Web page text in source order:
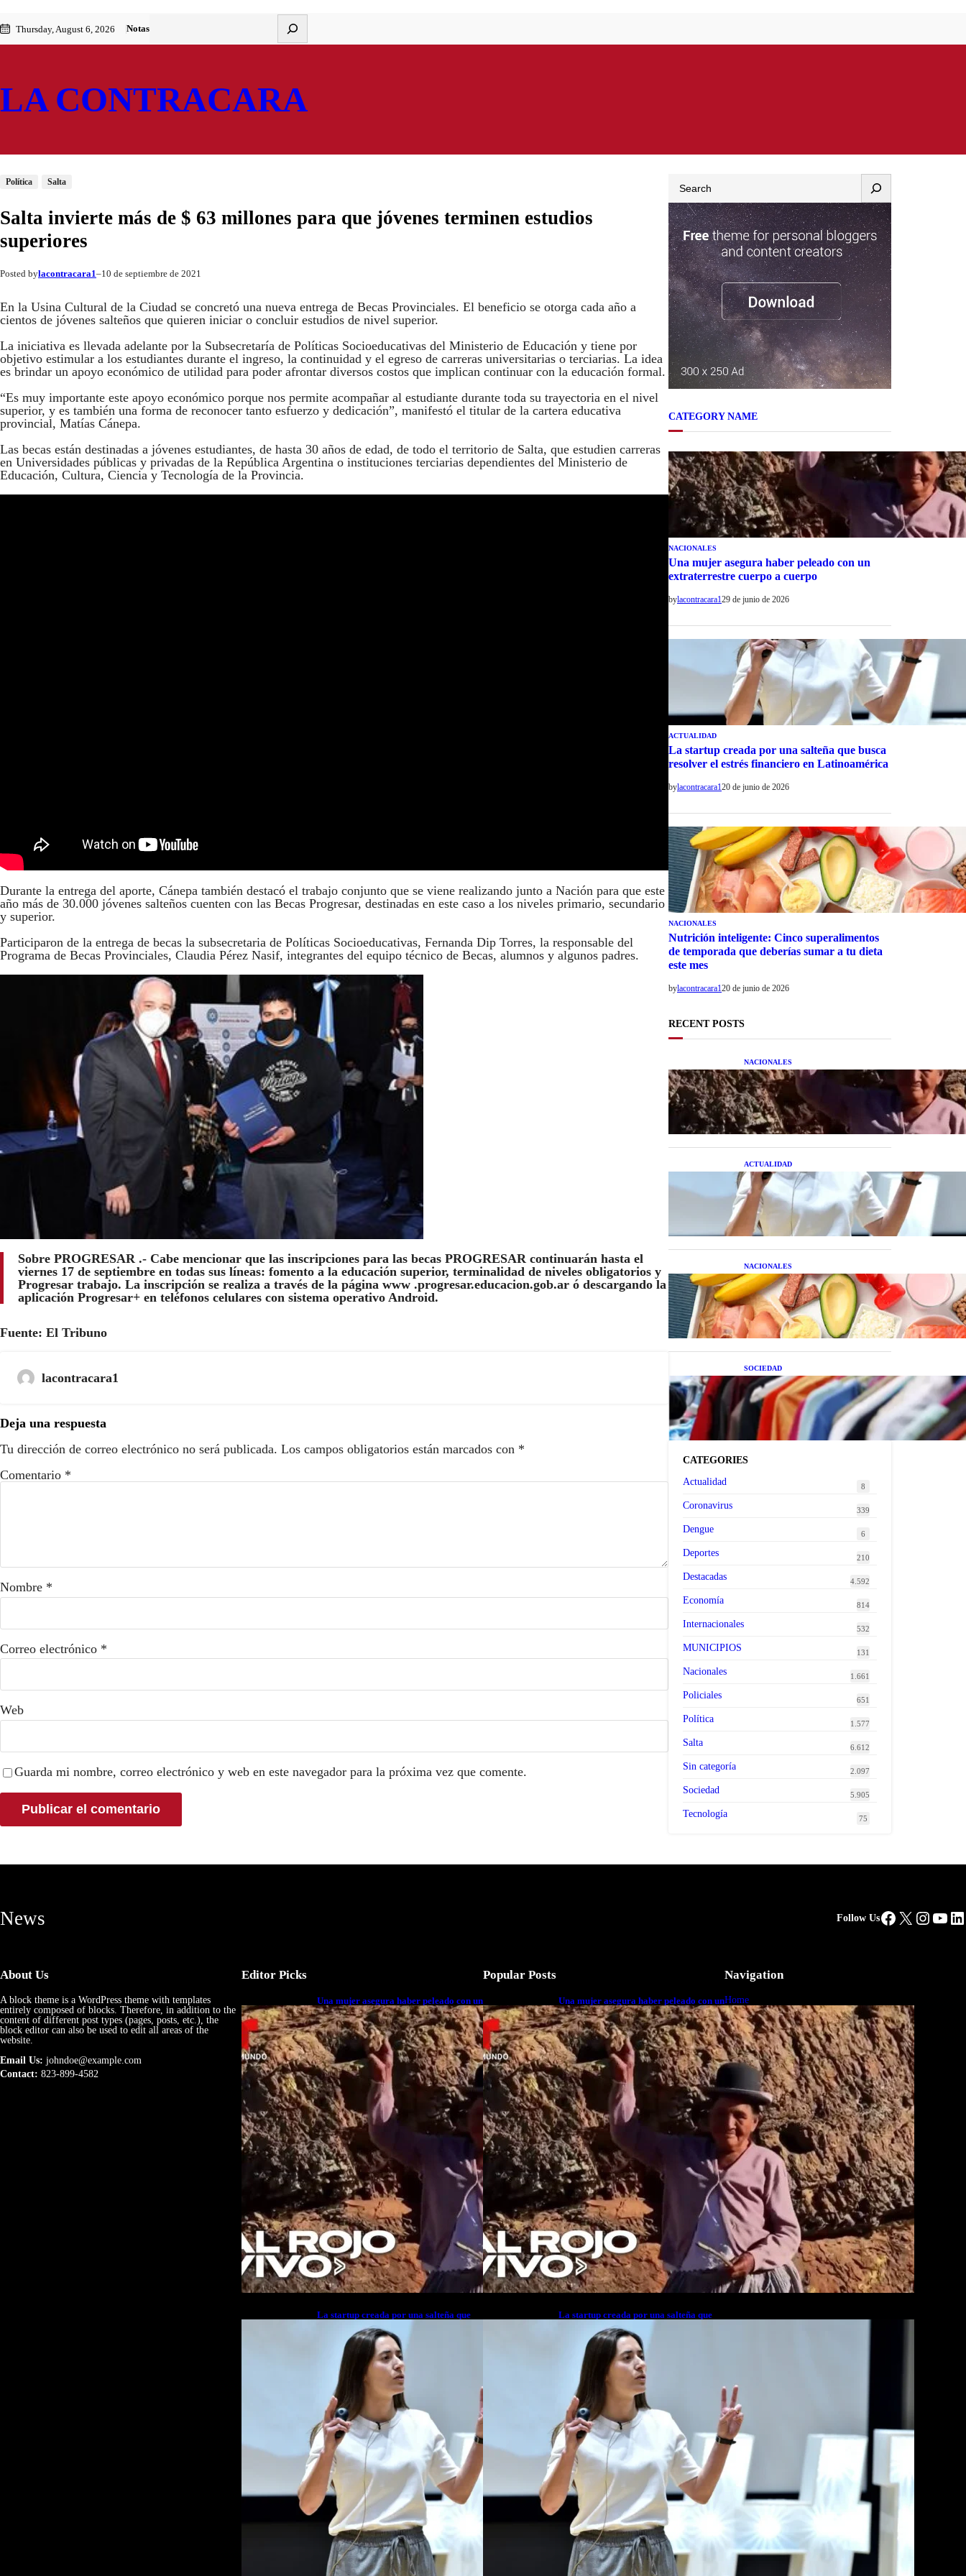
al
contenido
to
content
Thursday, August 6, 2026 Notas
LA CONTRACARA
Política Salta
Salta invierte más de $ 63 millones para que jóvenes terminen estudios
superiores
Posted bylacontracara1–10 de septiembre de 2021
En la Usina Cultural de la Ciudad se concretó una nueva entrega de Becas Provinciales. El beneficio se otorga cada año a
cientos de jóvenes salteños que quieren iniciar o concluir estudios de nivel superior.
La iniciativa es llevada adelante por la Subsecretaría de Políticas Socioeducativas del Ministerio de Educación y tiene por
objetivo estimular a los estudiantes durante el ingreso, la continuidad y el egreso de carreras universitarias o terciarias. La idea
es brindar un apoyo económico de utilidad para poder afrontar diversos costos que implican continuar con la educación formal.
“Es muy importante este apoyo económico porque nos permite acompañar al estudiante durante toda su trayectoria en el nivel
superior, y es también una forma de reconocer tanto esfuerzo y dedicación”, manifestó el titular de la cartera educativa
provincial, Matías Cánepa.
Las becas están destinadas a jóvenes estudiantes, de hasta 30 años de edad, de todo el territorio de Salta, que estudien carreras
en Universidades públicas y privadas de la República Argentina o instituciones terciarias dependientes del Ministerio de
Educación, Cultura, Ciencia y Tecnología de la Provincia.
Durante la entrega del aporte, Cánepa también destacó el trabajo conjunto que se viene realizando junto a Nación para que este
año más de 30.000 jóvenes salteños cuenten con las Becas Progresar, destinadas en este caso a los niveles primario, secundario
y superior.
Participaron de la entrega de becas la subsecretaria de Políticas Socioeducativas, Fernanda Dip Torres, la responsable del
Programa de Becas Provinciales, Claudia Pérez Nasif, integrantes del equipo técnico de Becas, alumnos y algunos padres.
Sobre PROGRESAR .- Cabe mencionar que las inscripciones para las becas PROGRESAR continuarán hasta el
viernes 17 de septiembre en todas sus líneas: fomento a la educación superior, terminalidad de niveles obligatorios y
Progresar trabajo. La inscripción se realiza a través de la página www .progresar.educacion.gob.ar ó descargando la
aplicación Progresar+ en teléfonos celulares con sistema operativo Android.
Fuente: El Tribuno
lacontracara1
Deja una respuesta
Tu dirección de correo electrónico no será publicada. Los campos obligatorios están marcados con *
Comentario *
Nombre *
Correo electrónico *
Web
Guarda mi nombre, correo electrónico y web en este navegador para la próxima vez que comente.
CATEGORY NAME
NACIONALES
Una mujer asegura haber peleado con un
extraterrestre cuerpo a cuerpo
bylacontracara129 de junio de 2026
ACTUALIDAD
La startup creada por una salteña que busca
resolver el estrés financiero en Latinoamérica
bylacontracara120 de junio de 2026
NACIONALES
Nutrición inteligente: Cinco superalimentos
de temporada que deberías sumar a tu dieta
este mes
bylacontracara120 de junio de 2026
RECENT POSTS
NACIONALES
Una mujer asegura haber
peleado con un extraterrestre
cuerpo a cuerpo
ACTUALIDAD
La startup creada por una
salteña que busca resolver el
estrés financiero en
Latinoamérica
NACIONALES
Nutrición inteligente: Cinco
superalimentos de temporada
que deberías sumar a tu dieta
este mes
SOCIEDAD
Las grandes marcas globales
se suman a la tendencia de la
ropa de segunda mano
premium
CATEGORIES
Actualidad
8
Coronavirus 339
Dengue 6
Deportes 210
Destacadas 4.592
Economía 814
Internacionales 532
MUNICIPIOS 131
Nacionales 1.661
Policiales 651
Política 1.577
Salta 6.612
Sin categoría 2.097
Sociedad 5.905
Tecnología 75
News Follow UsFacebook
X
About Us
A block theme is a WordPress theme with templates
entirely composed of blocks. Therefore, in addition to the
content of different post types (pages, posts, etc.), the
block editor can also be used to edit all areas of the
website.
Email Us: johndoe@example.com
Contact: 823-899-4582
Editor Picks
Una mujer asegura haber peleado con un
extraterrestre cuerpo a cuerpo
La startup creada por una salteña que
busca resolver el estrés financiero en
Latinoamérica
Popular Posts
Una mujer asegura haber peleado con un
extraterrestre cuerpo a cuerpo
La startup creada por una salteña que
busca resolver el estrés financiero en
Latinoamérica
Navigation
Home
Business
Lifestyle
Magazine
Photography
Travel
Technology